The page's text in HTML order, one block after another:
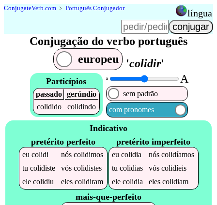
ConjugateVerb.com ﹥ Português Conjugador língua
Conjugação do verbo português
europeu
'colidir'
Particípios
passado gerúndio
colidido
colidindo
A A
sem padrão
com pronomes
Indicativo
pretérito perfeito
eucolidi nóscolidimos
tucolidiste vóscolidistes
elecolidiu elescolidiram
pretérito imperfeito
eucolidia nóscolidíamos
tucolidias vóscolidíeis
elecolidia elescolidiam
mais-que-perfeito